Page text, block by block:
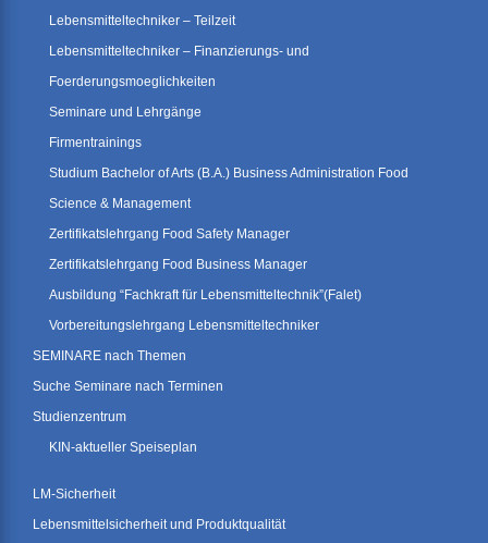
Lebensmitteltechniker – Teilzeit
Lebensmitteltechniker – Finanzierungs- und
Foerderungsmoeglichkeiten
Seminare und Lehrgänge
Firmentrainings
Studium Bachelor of Arts (B.A.) Business Administration Food
Science & Management
Zertifikatslehrgang Food Safety Manager
Zertifikatslehrgang Food Business Manager
Ausbildung “Fachkraft für Lebensmitteltechnik”(Falet)
Vorbereitungslehrgang Lebensmitteltechniker
SEMINARE nach Themen
Suche Seminare nach Terminen
Studienzentrum
KIN-aktueller Speiseplan
LM-Sicherheit
Lebensmittelsicherheit und Produktqualität